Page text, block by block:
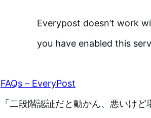
Everypost doesn’t work
you have enabled this
FAQs – EveryPost
「二段階認証だと動かん、悪いけ